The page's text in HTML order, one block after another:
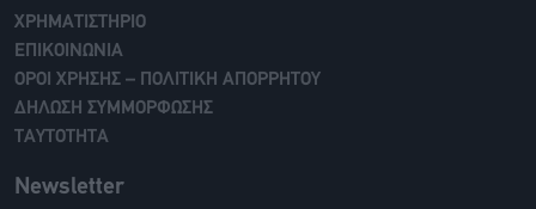
ΧΡΗΜΑΤΙΣΤΗΡΙΟ
ΕΠΙΚΟΙΝΩΝΙΑ
ΟΡΟΙ ΧΡΗΣΗΣ – ΠΟΛΙΤΙΚΗ ΑΠΟΡΡΗΤΟΥ
ΔΗΛΩΣΗ ΣΥΜΜΟΡΦΩΣΗΣ
ΤΑΥΤΟΤΗΤΑ
Newsletter